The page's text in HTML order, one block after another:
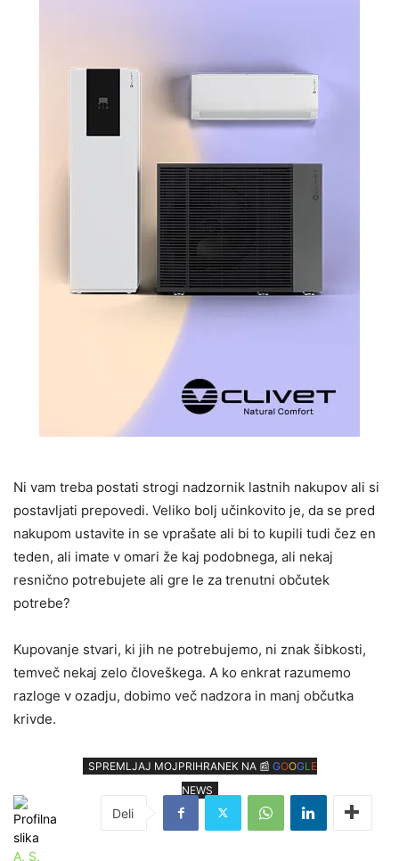
Ni vam treba postati strogi nadzornik lastnih nakupov ali si
postavljati prepovedi. Veliko bolj učinkovito je, da se pred
nakupom ustavite in se vprašate ali bi to kupili tudi čez en
teden, ali imate v omari že kaj podobnega, ali nekaj
resnično potrebujete ali gre le za trenutni občutek
potrebe?
Kupovanje stvari, ki jih ne potrebujemo, ni znak šibkosti,
temveč nekaj zelo človeškega. A ko enkrat razumemo
razloge v ozadju, dobimo več nadzora in manj občutka
krivde.
SPREMLJAJ MOJPRIHRANEK NA 📰 GOOGL E
NEWS
A. S.